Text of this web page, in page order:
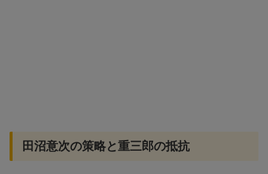
田沼意次の策略と重三郎の抵抗